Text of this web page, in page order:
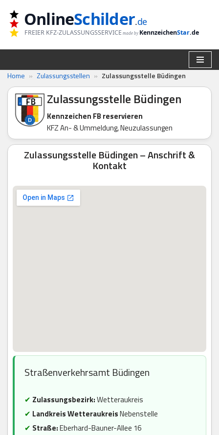
Zum
Inhalt
springen
OnlineSchilder.de
FREIER KFZ-ZULASSUNGSSERVICE made by KennzeichenStar.de
Home » Zulassungsstellen » Zulassungsstelle Büdingen
Zulassungsstelle Büdingen
Kennzeichen FB reservieren
KFZ An- & Ummeldung, Neuzulassungen
Zulassungsstelle Büdingen – Anschrift &
Kontakt
Straßenverkehrsamt Büdingen
✔ Zulassungsbezirk:Wetteraukreis
✔ Landkreis WetteraukreisNebenstelle
✔ Straße:Eberhard-Bauner-Allee 16